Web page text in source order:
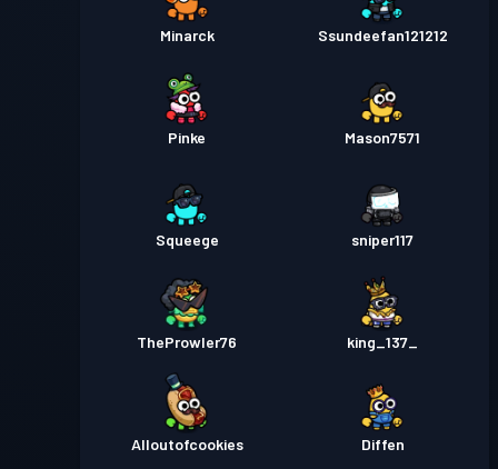
Minarck Ssundeefan121212
Pinke Mason7571
Squeege sniper117
TheProwler76 king_137_
Alloutofcookies Diffen